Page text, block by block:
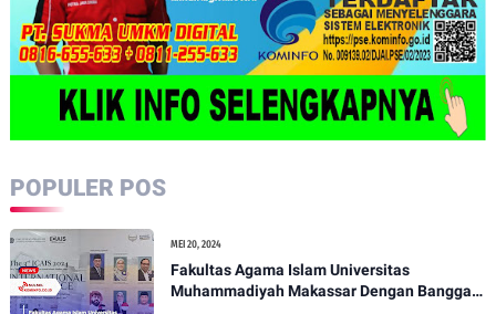
POPULER POS
MEI 20, 2024
Fakultas Agama Islam Universitas
Muhammadiyah Makassar Dengan Bangga